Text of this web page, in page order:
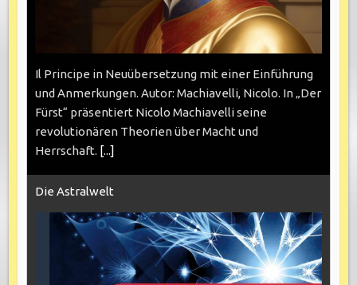
Il Principe in Neuübersetzung mit einer Einführung
und Anmerkungen. Autor: Machiavelli, Nicolo. In „Der
Fürst“ präsentiert Nicolo Machiavelli seine
revolutionären Theorien über Macht und
Herrschaft. [...]
Die Astralwelt